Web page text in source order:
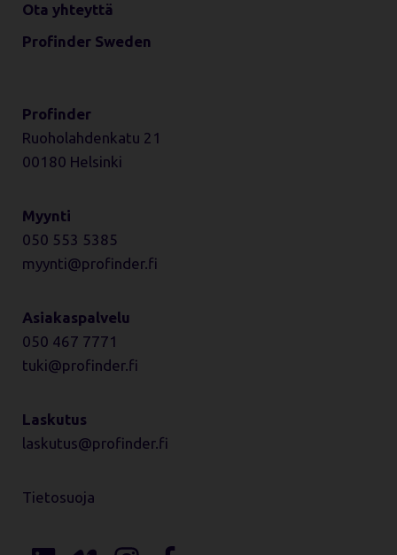
Ota yhteyttä
Profinder Sweden
Profinder
Ruoholahdenkatu 21
00180 Helsinki
Myynti
050 553 5385
myynti
profinder.fi
Asiakaspalvelu
050 467 7771
tuki
profinder.fi
Laskutus
laskutus
profinder.fi
Tietosuoja